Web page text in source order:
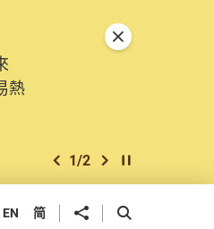
熱
交
上一個
2/2 下一個開始/暫停幻燈
關閉特別通告
EN 简 分享到 開啟搜尋框